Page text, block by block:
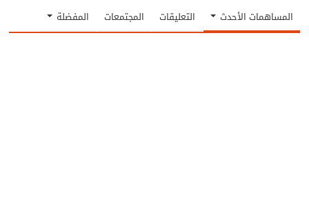
المساهمات الأحدث التعليقات المجتمعات المفضلة